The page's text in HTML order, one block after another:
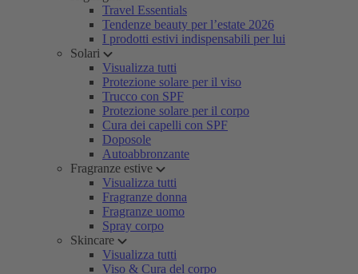
Travel Essentials
Tendenze beauty per l’estate 2026
I prodotti estivi indispensabili per lui
Solari
Visualizza tutti
Protezione solare per il viso
Trucco con SPF
Protezione solare per il corpo
Cura dei capelli con SPF
Doposole
Autoabbronzante
Fragranze estive
Visualizza tutti
Fragranze donna
Fragranze uomo
Spray corpo
Skincare
Visualizza tutti
Viso & Cura del corpo